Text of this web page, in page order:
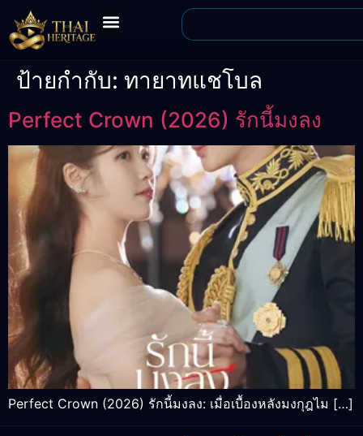
ป้ายกำกับ: ทายาทแชโบล
Perfect Crown (2026) รักนี้มงลง
Perfect Crown (2026) รักนี้มงลง: เมื่อเบื้องหลังมงกุฎไม […]